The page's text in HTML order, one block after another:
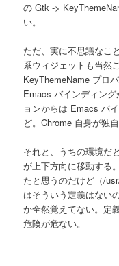
の Gtk ->
い。
ただ、実に不思議なこ
系ウィジェットも当然
KeyThemeName プロ
Emacs バインディン
ョンからは Emacs バ
ど。Chrome 自身が独
それと、うちの環境だ
が上下方向に移動する
たと思うのだけど（/
はそういう定義はない
か全然覚えてない。定
危険が危ない。